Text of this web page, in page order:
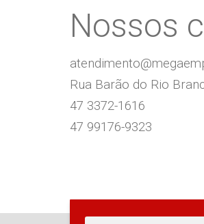
Nossos
Rua Barão do Rio
47 3372-1616
47 99176-9323